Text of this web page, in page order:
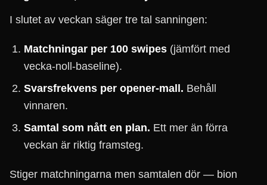
I slutet av veckan säger tre tal sanningen:
Matchningar per 100 swipes (jämfört med
vecka-noll-baseline).
Svarsfrekvens per opener-mall. Behåll
vinnaren.
Samtal som nått en plan. Ett mer än förra
veckan är riktig framsteg.
Stiger matchningarna men samtalen dör — bion